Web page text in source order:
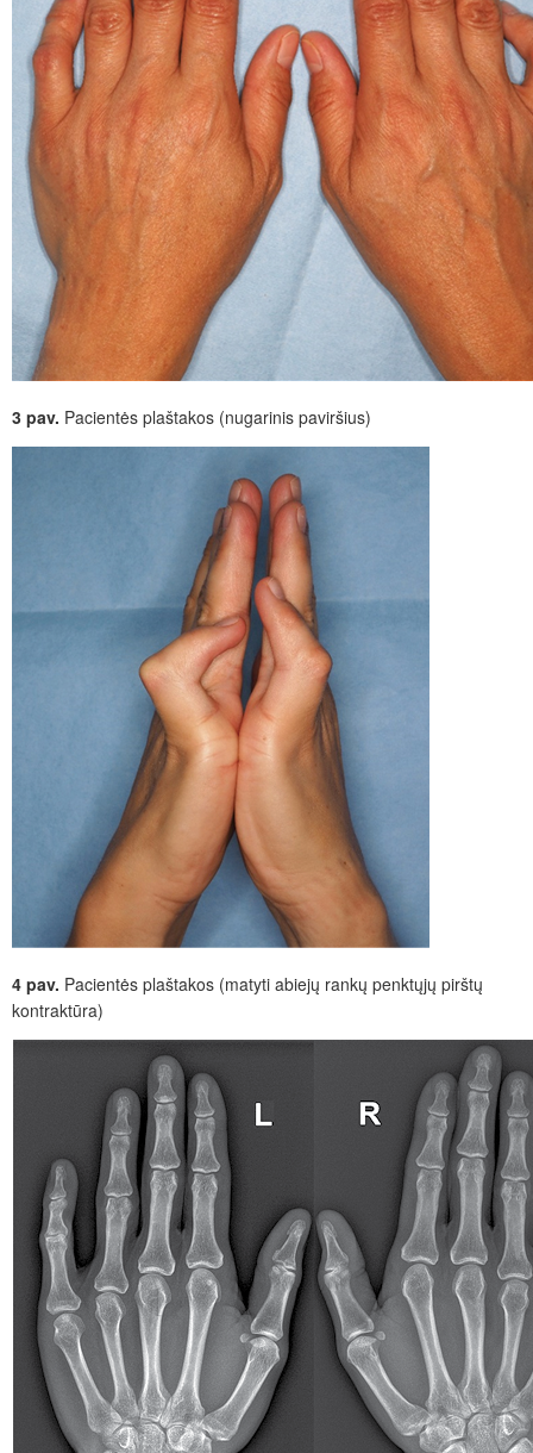
3 pav. Pacientės plaštakos (nugarinis paviršius)
4 pav. Pacientės plaštakos (matyti abiejų rankų penktųjų pirštų
kontraktūra)